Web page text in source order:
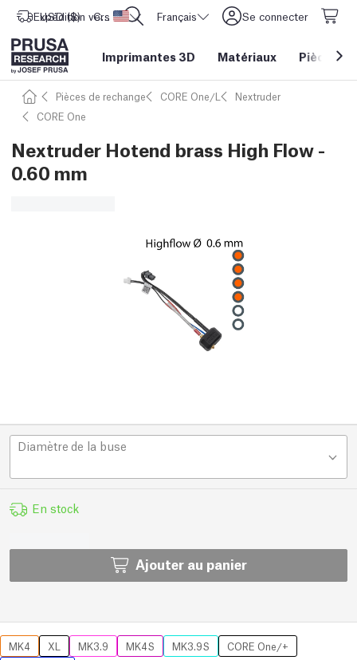
Expédition vers Etats-Unis d'Amérique
USD ($) CORE One L: Maintenant en stock ! Français Se connecter
Imprimantes 3D Matériaux Pièces&
Pièces de rechange CORE One/L
Nextruder
CORE One
Nextruder Hotend brass High Flow -
0.60 mm
Diamètre de la buse
En stock
Ajouter au panier
MK4 XL MK3.9 MK4S MK3.9S
CORE One/+